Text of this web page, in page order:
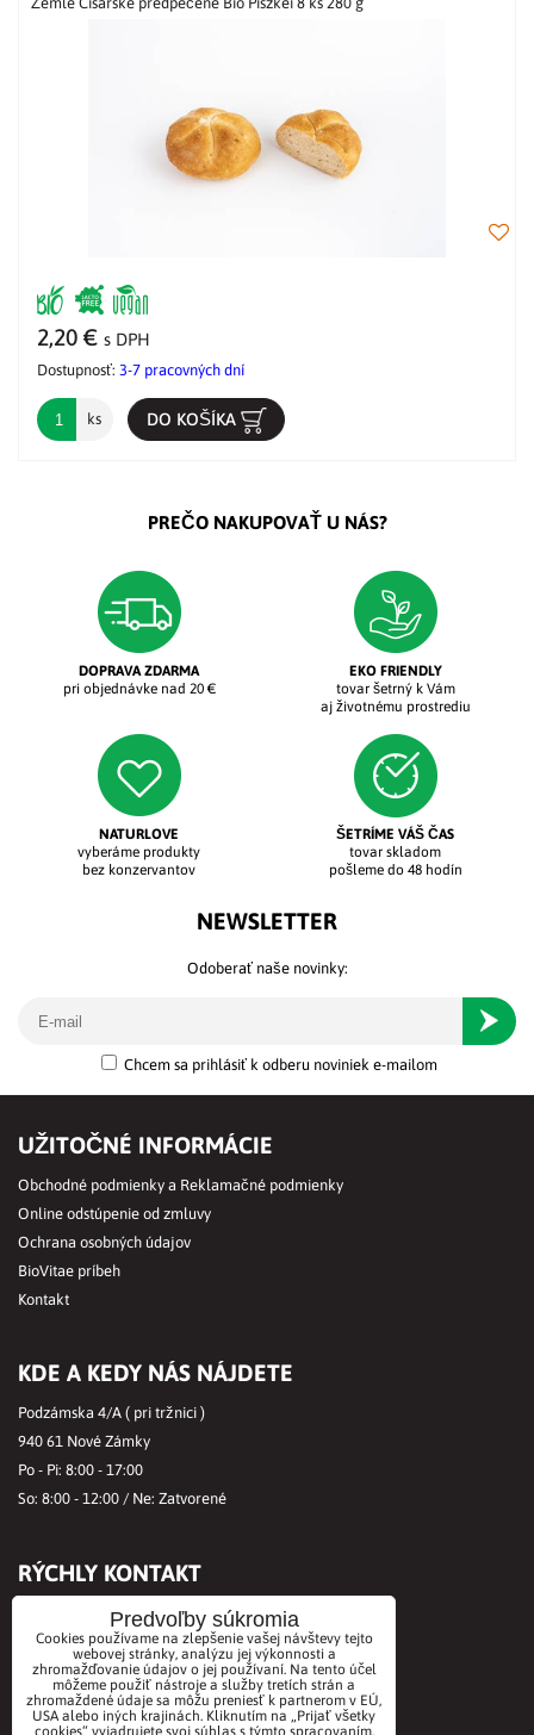
2,20 € s DPH
Dostupnosť: 3-7 pracovných dní
ks DO KOŠÍKA
PREČO NAKUPOVAŤ U NÁS?
DOPRAVA ZDARMA
pri objednávke nad 20 €
EKO FRIENDLY
tovar šetrný k Vám
aj životnému prostrediu
NATURLOVE
vyberáme produkty
bez konzervantov
ŠETRÍME VÁŠ ČAS
tovar skladom
pošleme do 48 hodín
NEWSLETTER
Odoberať naše novinky:
Chcem sa prihlásiť k odberu noviniek e-mailom
UŽITOČNÉ INFORMÁCIE
Obchodné podmienky a Reklamačné podmienky
Online odstúpenie od zmluvy
Ochrana osobných údajov
BioVitae príbeh
Kontakt
KDE A KEDY NÁS NÁJDETE
Podzámska 4/A ( pri tržnici )
940 61 Nové Zámky
Po - Pi: 8:00 - 17:00
So: 8:00 - 12:00 / Ne: Zatvorené
RÝCHLY KONTAKT
+421356421513
Mobil:+421901712584
Email:office@biovitae.sk
Predvoľby súkromia
Cookies používame na zlepšenie vašej návštevy tejto
webovej stránky, analýzu jej výkonnosti a
zhromažďovanie údajov o jej používaní. Na tento účel
môžeme použiť nástroje a služby tretích strán a
zhromaždené údaje sa môžu preniesť k partnerom v EÚ,
USA alebo iných krajinách. Kliknutím na „Prijať všetky
cookies“ vyjadrujete svoj súhlas s týmto spracovaním.